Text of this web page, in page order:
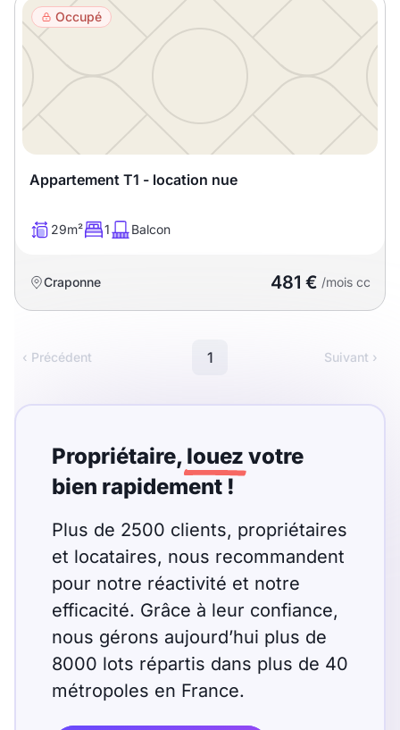
T6 T7 T8 T9
T10 T11 T12
T13 T15
T16
chambres
Espaces additionnels
Équipements des parties
communes
Ascenseur Gardien
Local à vélo
Occupé
Appartement T1 - location nue
29m² 1 Balcon
Craponne 481 € /mois cc
‹ Précédent 1 Suivant ›
Propriétaire, louez votre
bien rapidement !
Plus de 2500 clients, propriétaires
et locataires, nous recommandent
pour notre réactivité et notre
efficacité. Grâce à leur confiance,
nous gérons aujourd’hui plus de
8000 lots répartis dans plus de 40
métropoles en France.